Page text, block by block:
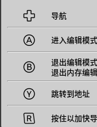
 导航
 进入编辑模式

退出编辑模式
退出内存编
 跳转到地址
 按住以加快